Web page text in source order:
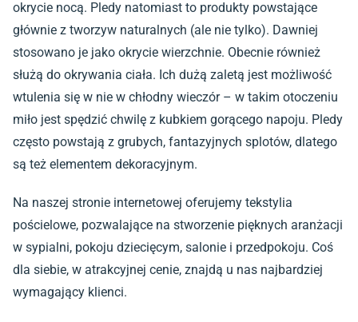
okrycie nocą. Pledy natomiast to produkty powstające
głównie z tworzyw naturalnych (ale nie tylko). Dawniej
stosowano je jako okrycie wierzchnie. Obecnie również
służą do okrywania ciała. Ich dużą zaletą jest możliwość
wtulenia się w nie w chłodny wieczór – w takim otoczeniu
miło jest spędzić chwilę z kubkiem gorącego napoju. Pledy
często powstają z grubych, fantazyjnych splotów, dlatego
są też elementem dekoracyjnym.
Na naszej stronie internetowej oferujemy tekstylia
pościelowe, pozwalające na stworzenie pięknych aranżacji
w sypialni, pokoju dziecięcym, salonie i przedpokoju. Coś
dla siebie, w atrakcyjnej cenie, znajdą u nas najbardziej
wymagający klienci.